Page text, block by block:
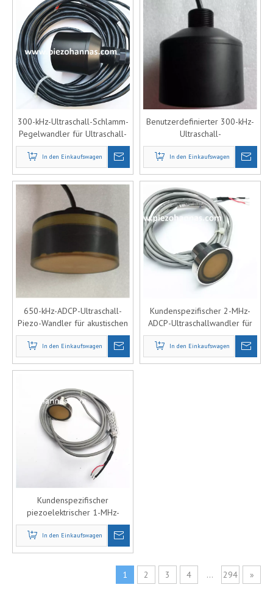
300-kHz-Ultraschall-Schlamm-
Pegelwandler für Ultraschall-
Schlamm-Pegelmesser
In den Einkaufswagen
Benutzerdefinierter 300-kHz-
Ultraschall-
Schlammpegelwandler für
Schlammpegel
In den Einkaufswagen
650-kHz-ADCP-Ultraschall-
Piezo-Wandler für akustischen
Doppler-Stromprofiler
In den Einkaufswagen
Kundenspezifischer 2-MHz-
ADCP-Ultraschallwandler für
akustische Doppler-
Stromprofiler
In den Einkaufswagen
Kundenspezifischer
piezoelektrischer 1-MHz-
ADCP-Ultraschallwandler
In den Einkaufswagen
1 2 3 4 ... 294 »